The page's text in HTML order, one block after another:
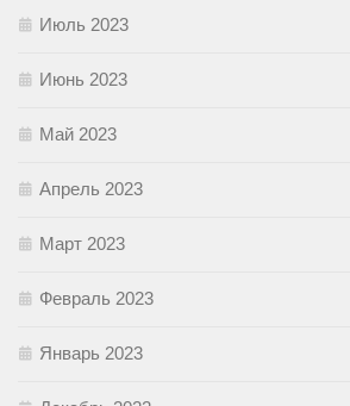
Июль 2023
Июнь 2023
Май 2023
Апрель 2023
Март 2023
Февраль 2023
Январь 2023